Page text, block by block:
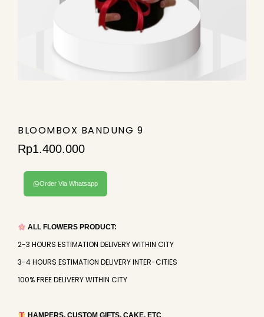
BLOOMBOX BANDUNG 9
Rp1.400.000
Order Via Whatsapp
ALL FLOWERS PRODUCT:
2-3 HOURS ESTIMATION DELIVERY WITHIN CITY
3-4 HOURS ESTIMATION DELIVERY INTER-CITIES
100% FREE DELIVERY WITHIN CITY